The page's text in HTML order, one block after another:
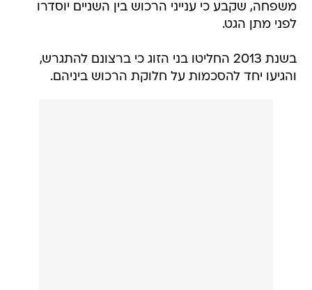
משפחה, שקבע כי ענייני הרכוש בין השניים יוסדרו
לפני מתן הגט.
בשנת 2013 החליטו בני הזוג כי ברצונם להתגרש,
והגיעו יחד להסכמות על חלוקת הרכוש ביניהם.